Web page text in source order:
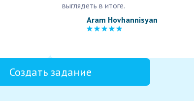
выглядеть в итоге.
Aram Hovhannisyan
Создать задание